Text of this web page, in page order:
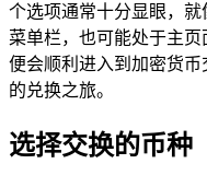
个选项通常十分显眼，
菜单栏，也可能处于主页
便会顺利进入到加密货
的兑换之旅。
选择交换的币种